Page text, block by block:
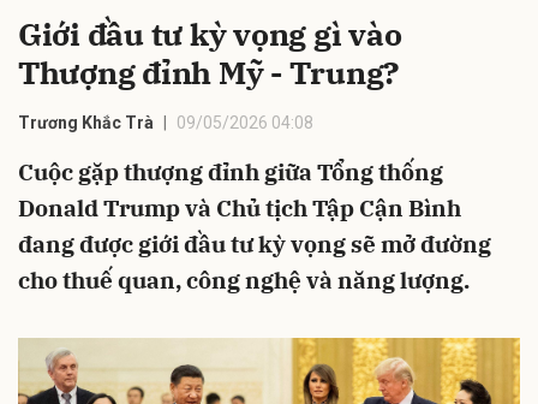
Giới đầu tư kỳ vọng gì vào
Thượng đỉnh Mỹ - Trung?
Trương Khắc Trà 09/05/2026 04:08
Cuộc gặp thượng đỉnh giữa Tổng thống
Donald Trump và Chủ tịch Tập Cận Bình
đang được giới đầu tư kỳ vọng sẽ mở đường
cho thuế quan, công nghệ và năng lượng.
Hủy